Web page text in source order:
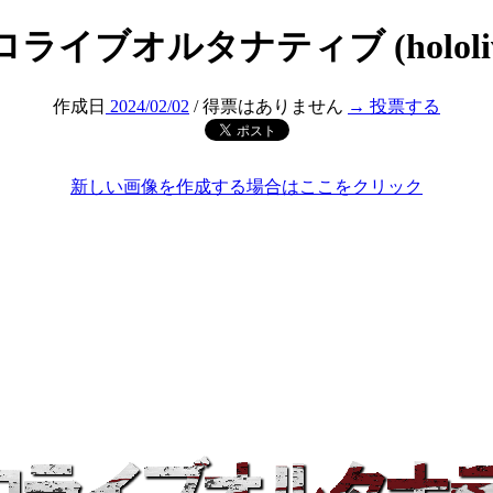
ライブオルタナティブ
作成日 2024/02/02 / 得票はありません → 投票する
新しい画像を作成する場合はここをクリック